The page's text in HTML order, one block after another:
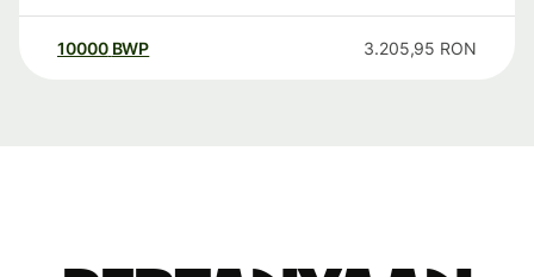
10000 BWP 3.205,95 RON